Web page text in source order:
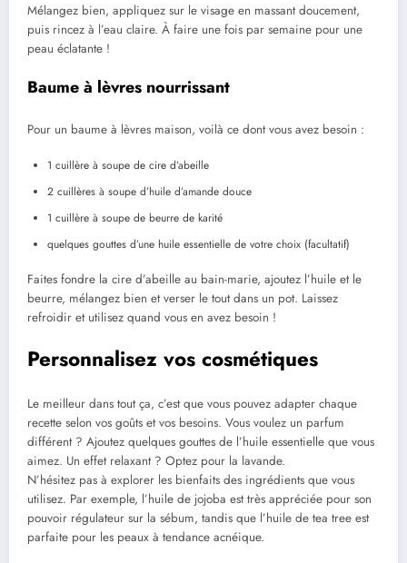
Mélangez bien, appliquez sur le visage en massant doucement,
puis rincez à l’eau claire. À faire une fois par semaine pour une
peau éclatante !
Baume à lèvres nourrissant
Pour un baume à lèvres maison, voilà ce dont vous avez besoin :
1 cuillère à soupe de cire d’abeille
2 cuillères à soupe d’huile d’amande douce
1 cuillère à soupe de beurre de karité
quelques gouttes d’une huile essentielle de votre choix (facultatif)
Faites fondre la cire d’abeille au bain-marie, ajoutez l’huile et le
beurre, mélangez bien et verser le tout dans un pot. Laissez
refroidir et utilisez quand vous en avez besoin !
Personnalisez vos cosmétiques
Le meilleur dans tout ça, c’est que vous pouvez adapter chaque
recette selon vos goûts et vos besoins. Vous voulez un parfum
différent ? Ajoutez quelques gouttes de l’huile essentielle que vous
aimez. Un effet relaxant ? Optez pour la lavande.
N’hésitez pas à explorer les bienfaits des ingrédients que vous
utilisez. Par exemple, l’huile de jojoba est très appréciée pour son
pouvoir régulateur sur la sébum, tandis que l’huile de tea tree est
parfaite pour les peaux à tendance acnéique.